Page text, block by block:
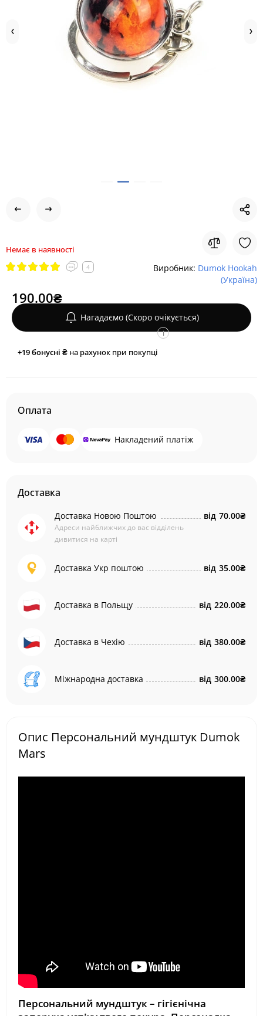
Немає в наявності
4 Виробник: Dumok Hookah
(Україна)
190.00₴
Нагадаємо (Скоро очікується)
+19бонусні ₴ на рахунок при покупці
i
Оплата
Накладений платіж
Доставка
Доставка Новою Поштою
Адреси найближчих до вас відділень
дивитися на карті
від 70.00₴
Доставка Укр поштою від 35.00₴
Доставка в Польщу від 220.00₴
Доставка в Чехію від 380.00₴
Міжнародна доставка від 300.00₴
Опис Персональний мундштук Dumok
Mars
Персональний мундштук – гігієнічна